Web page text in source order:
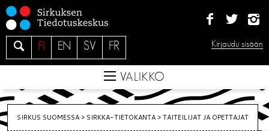
r
s
i
a
FI EN SV FR Kirjaudu sisään
VALIKKO
SIRKUS SUOMESSA > SIRKKA-TIETOKANTA >TAITEILIJAT JA OPETTAJAT